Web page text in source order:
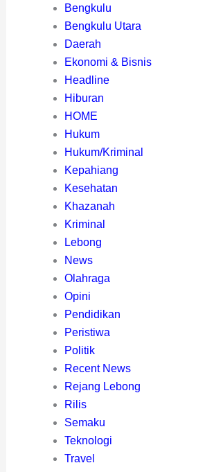
Bengkulu
Bengkulu Utara
Daerah
Ekonomi & Bisnis
Headline
Hiburan
HOME
Hukum
Hukum/Kriminal
Kepahiang
Kesehatan
Khazanah
Kriminal
Lebong
News
Olahraga
Opini
Pendidikan
Peristiwa
Politik
Recent News
Rejang Lebong
Rilis
Semaku
Teknologi
Travel